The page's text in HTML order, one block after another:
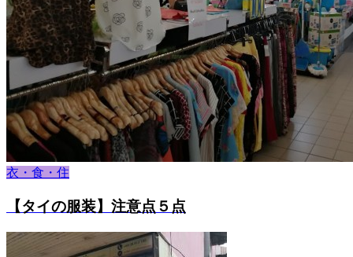
衣・食・住
【タイの服装】注意点５点